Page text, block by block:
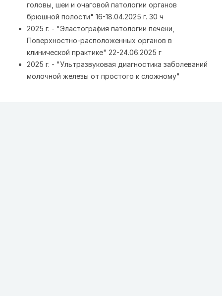
головы, шеи и очаговой патологии органов
брюшной полости" 16-18.04.2025 г. 30 ч
2025 г. - "Эластография патологии печени,
Поверхностно-расположенных органов в
клинической практике" 22-24.06.2025 г
2025 г. - "Ультразвуковая диагностика заболеваний
молочной железы от простого к сложному"